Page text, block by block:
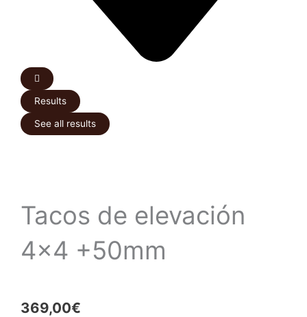
Results
See all results
Tacos de elevación
4×4 +50mm
369,00€